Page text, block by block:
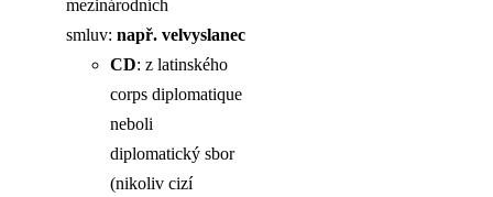
mezinárodních
smluv: např. velvyslanec
CD: z latinského
corps diplomatique
neboli
diplomatický sbor
(nikoliv cizí